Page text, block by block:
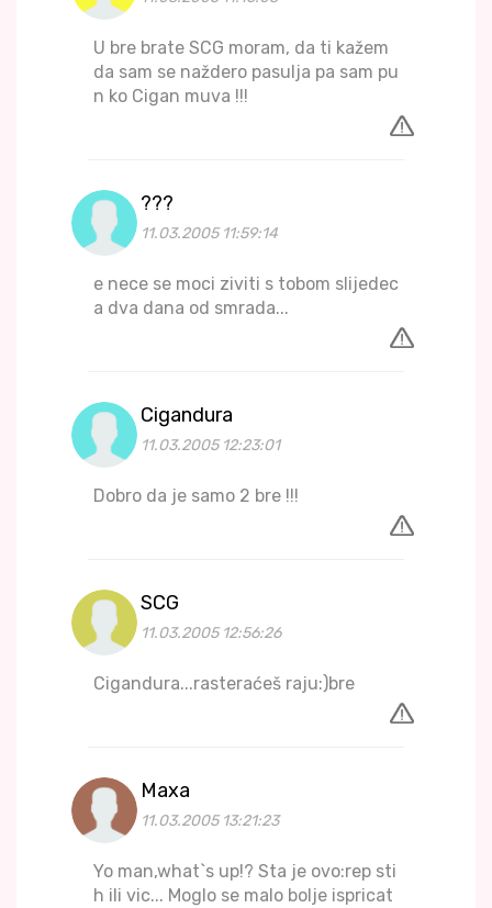
U bre brate SCG moram, da ti kažem
da sam se naždero pasulja pa sam pu
n ko Cigan muva !!!
???
11.03.2005 11:59:14
e nece se moci ziviti s tobom slijedec
a dva dana od smrada...
Cigandura
11.03.2005 12:23:01
Dobro da je samo 2 bre !!!
SCG
11.03.2005 12:56:26
Cigandura...rasteraćeš raju:)bre
Maxa
11.03.2005 13:21:23
Yo man,what`s up!? Sta je ovo:rep sti
h ili vic... Moglo se malo bolje ispricat